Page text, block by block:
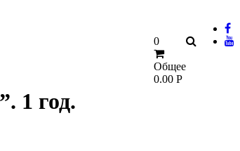
0
Общее
0.00 Р
1 год.